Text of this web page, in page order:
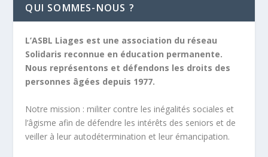
QUI SOMMES-NOUS ?
L’ASBL Liages est une association du réseau
Solidaris reconnue en éducation permanente.
Nous représentons et défendons les droits des
personnes âgées depuis 1977.
Notre mission : militer contre les inégalités sociales et
l’âgisme afin de défendre les intérêts des seniors et de
veiller à leur autodétermination et leur émancipation.